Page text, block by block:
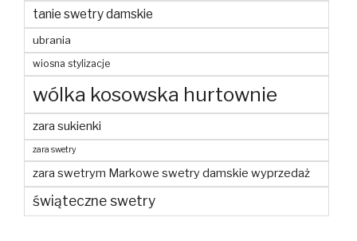
tanie swetry damskie
ubrania
wiosna stylizacje
wólka kosowska hurtownie
zara sukienki
zara swetry
zara swetrym Markowe swetry damskie wyprzedaż
świąteczne swetry